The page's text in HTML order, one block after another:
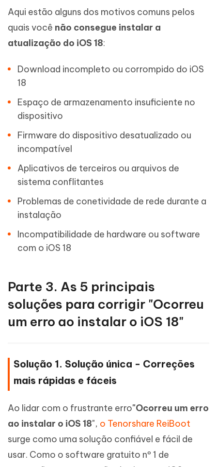
Aqui estão alguns dos motivos comuns pelos
quais você não consegue instalar a
atualização do iOS 18:
Download incompleto ou corrompido do iOS
18
Espaço de armazenamento insuficiente no
dispositivo
Firmware do dispositivo desatualizado ou
incompatível
Aplicativos de terceiros ou arquivos de
sistema conflitantes
Problemas de conetividade de rede durante a
instalação
Incompatibilidade de hardware ou software
com o iOS 18
Parte 3. As 5 principais
soluções para corrigir "Ocorreu
um erro ao instalar o iOS 18"
Solução 1. Solução única - Correções
mais rápidas e fáceis
Ao lidar com o frustrante erro"Ocorreu um erro
ao instalar o iOS 18", o Tenorshare ReiBoot
surge como uma solução confiável e fácil de
usar. Como o software gratuito nº 1 de